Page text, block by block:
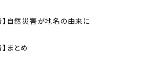
自然災害が地名の由来に
まとめ